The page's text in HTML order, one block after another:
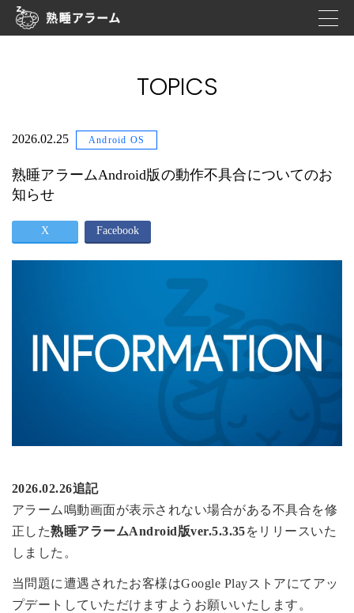
TOPICS
2026.02.25 Android OS
熟睡アラームAndroid版の動作不具合についてのお
知らせ
X Facebook
2026.02.26追記
アラーム鳴動画面が表示されない場合がある不具合を修
正した熟睡アラームAndroid版ver.5.3.35をリリースいた
しました。
当問題に遭遇されたお客様はGoogle Playストアにてアッ
プデートしていただけますようお願いいたします。